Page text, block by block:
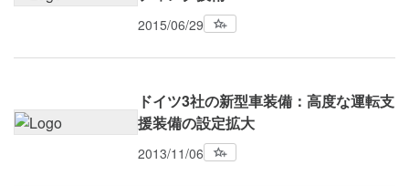
2015/06/29
ドイツ3社の新型車装備：高度な運転支
援装備の設定拡大
2013/11/06